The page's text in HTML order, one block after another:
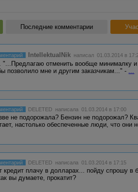
Последние комментарии
IntellektualNik написал 01.03.2014 в
"...Предлагаю отменить вообще минималку и
позволило мне и другим заказчикам..." - ...
DELETED написала 01.03.2014 в 17:00
не подорожала? Бензин не подорожал?
настолько обеспеченные люди, что они
DELETED написала 01.03.2014 в 17:15
кредит плачу в долларах... пойду спрошу в
вы думаете, прокатит?